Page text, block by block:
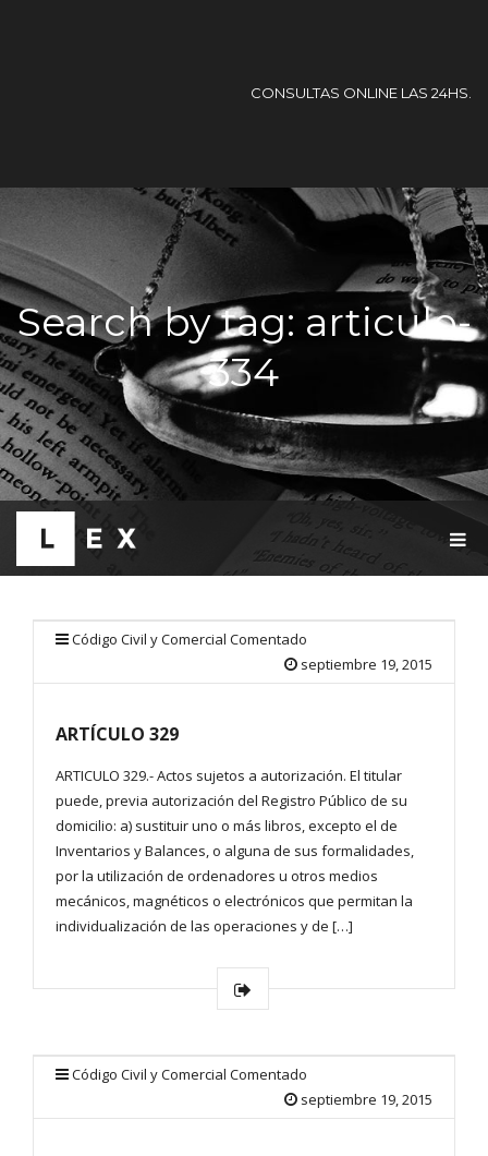
CONSULTAS ONLINE LAS 24HS.
Search by tag: articulo-
334
G
Código Civil y Comercial Comentado
septiembre 19, 2015
ARTÍCULO 329
ARTICULO 329.- Actos sujetos a autorización. El titular
puede, previa autorización del Registro Público de su
domicilio: a) sustituir uno o más libros, excepto el de
Inventarios y Balances, o alguna de sus formalidades,
por la utilización de ordenadores u otros medios
mecánicos, magnéticos o electrónicos que permitan la
individualización de las operaciones y de […]
Código Civil y Comercial Comentado
septiembre 19, 2015